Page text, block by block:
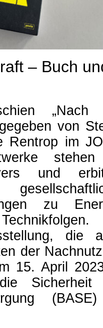
– Buch
„Nach
von
Rentrop im
und
zu
die
der
15. April
Sicherheit